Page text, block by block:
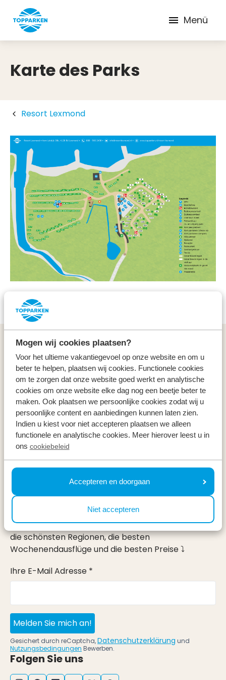
Mogen wij cookies plaatsen?
Voor het ultieme vakantiegevoel op onze website en om u
beter te helpen, plaatsen wij cookies. Functionele cookies
om te zorgen dat onze website goed werkt en analytische
cookies om onze website elke dag nog een beetje beter te
maken. Ook plaatsen we persoonlijke cookies zodat wij u
persoonlijke content en aanbiedingen kunnen laten zien.
Indien u kiest voor niet accepteren plaatsen we alleen
functionele en analytische cookies. Meer hierover leest u in
ons cookiebeleid
Accepteren en doorgaan
Niet accepteren
Menü
Karte des Parks
Resort Lexmond
Lageplan herunterladen
Allgemeines
Service & Kontakt
Arten
Specials
Urlaub
Newsletter
Erhalte, genau wie 100.000 andere, Inspirationen für
die schönsten Regionen, die besten
Wochenendausflüge und die besten Preise ⤵
Ihre E-Mail Adresse *
Melden Sie mich an!
Gesichert durch reCaptcha,Datenschutzerklärung und
Nutzungsbedingungen Bewerben.
Folgen Sie uns